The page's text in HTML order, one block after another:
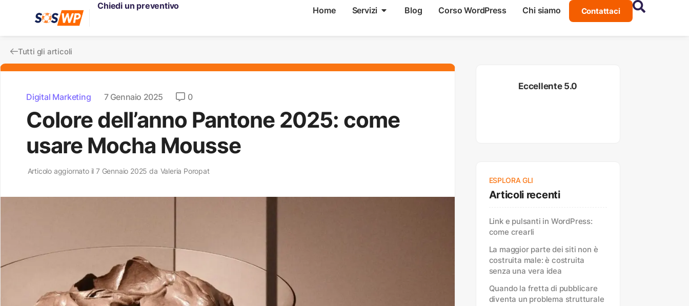
Home Servizi Blog Corso WordPress Chi siamo Contattaci
Chiedi un preventivo
Tutti gli articoli
Digital Marketing 7 Gennaio 2025 0
Colore dell’anno Pantone 2025: come
usare Mocha Mousse
Articolo aggiornato il 7 Gennaio 2025 da Valeria Poropat
Eccellente 5.0
ESPLORA GLI
Articoli recenti
Link e pulsanti in WordPress:
come crearli
La maggior parte dei siti non è
costruita male: è costruita
senza una vera idea
Quando la fretta di pubblicare
diventa un problema strutturale